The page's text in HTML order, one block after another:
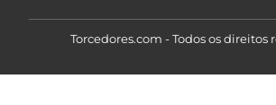
Torcedores.com - Todos os direitos